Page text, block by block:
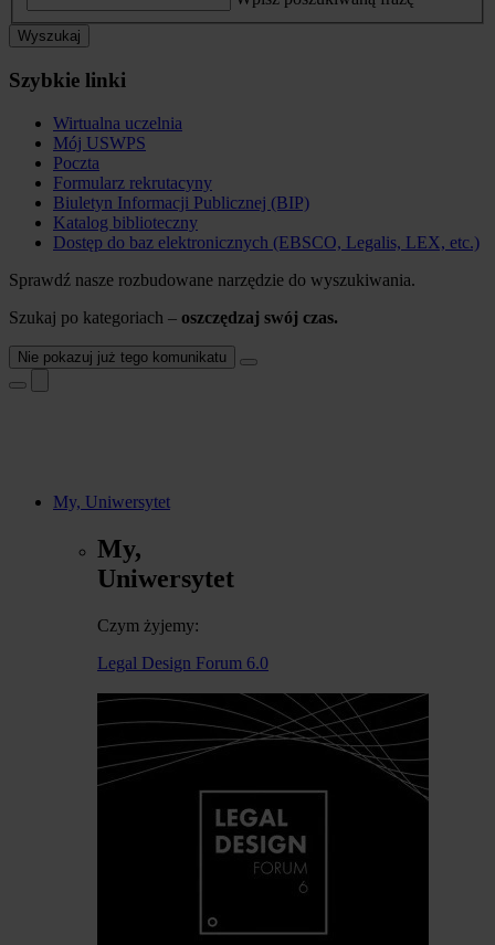
Wyszukaj
Szybkie linki
Wirtualna uczelnia
Mój USWPS
Poczta
Formularz rekrutacyny
Biuletyn Informacji Publicznej (BIP)
Katalog biblioteczny
Dostęp do baz elektronicznych (EBSCO, Legalis, LEX, etc.)
Sprawdź nasze rozbudowane narzędzie do wyszukiwania.
Szukaj po kategoriach – oszczędzaj swój czas.
Nie pokazuj już tego komunikatu
My, Uniwersytet
My,
Uniwersytet
Czym żyjemy:
Legal Design Forum 6.0